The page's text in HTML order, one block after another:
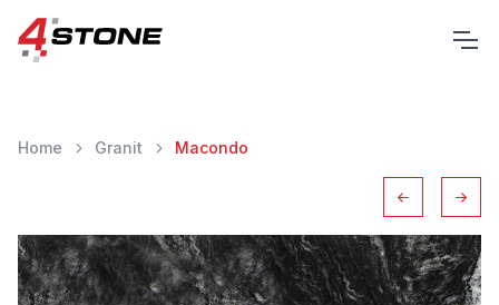
Home Granit Macondo